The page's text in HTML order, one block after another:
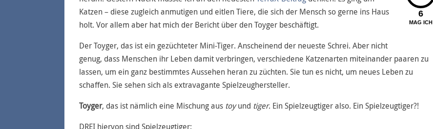
6
MAG ICH
Katzen – diese zugleich anmutigen und eitlen Tiere, die sich der Mensch so gerne ins Haus
holt. Vor allem aber hat mich der Bericht über den Toyger beschäftigt.
Der Toyger, das ist ein gezüchteter Mini-Tiger. Anscheinend der neueste Schrei. Aber nicht
genug, dass Menschen ihr Leben damit verbringen, verschiedene Katzenarten miteinander paaren zu
lassen, um ein ganz bestimmtes Aussehen heran zu züchten. Sie tun es nicht, um neues Leben zu
schaffen. Sie sehen sich als extravagante Spielzeughersteller.
Toyger, das ist nämlich eine Mischung aus toyund tiger. Ein Spielzeugtiger also. Ein Spielzeugtiger?!
DREI hiervon sind Spielzeugtiger: